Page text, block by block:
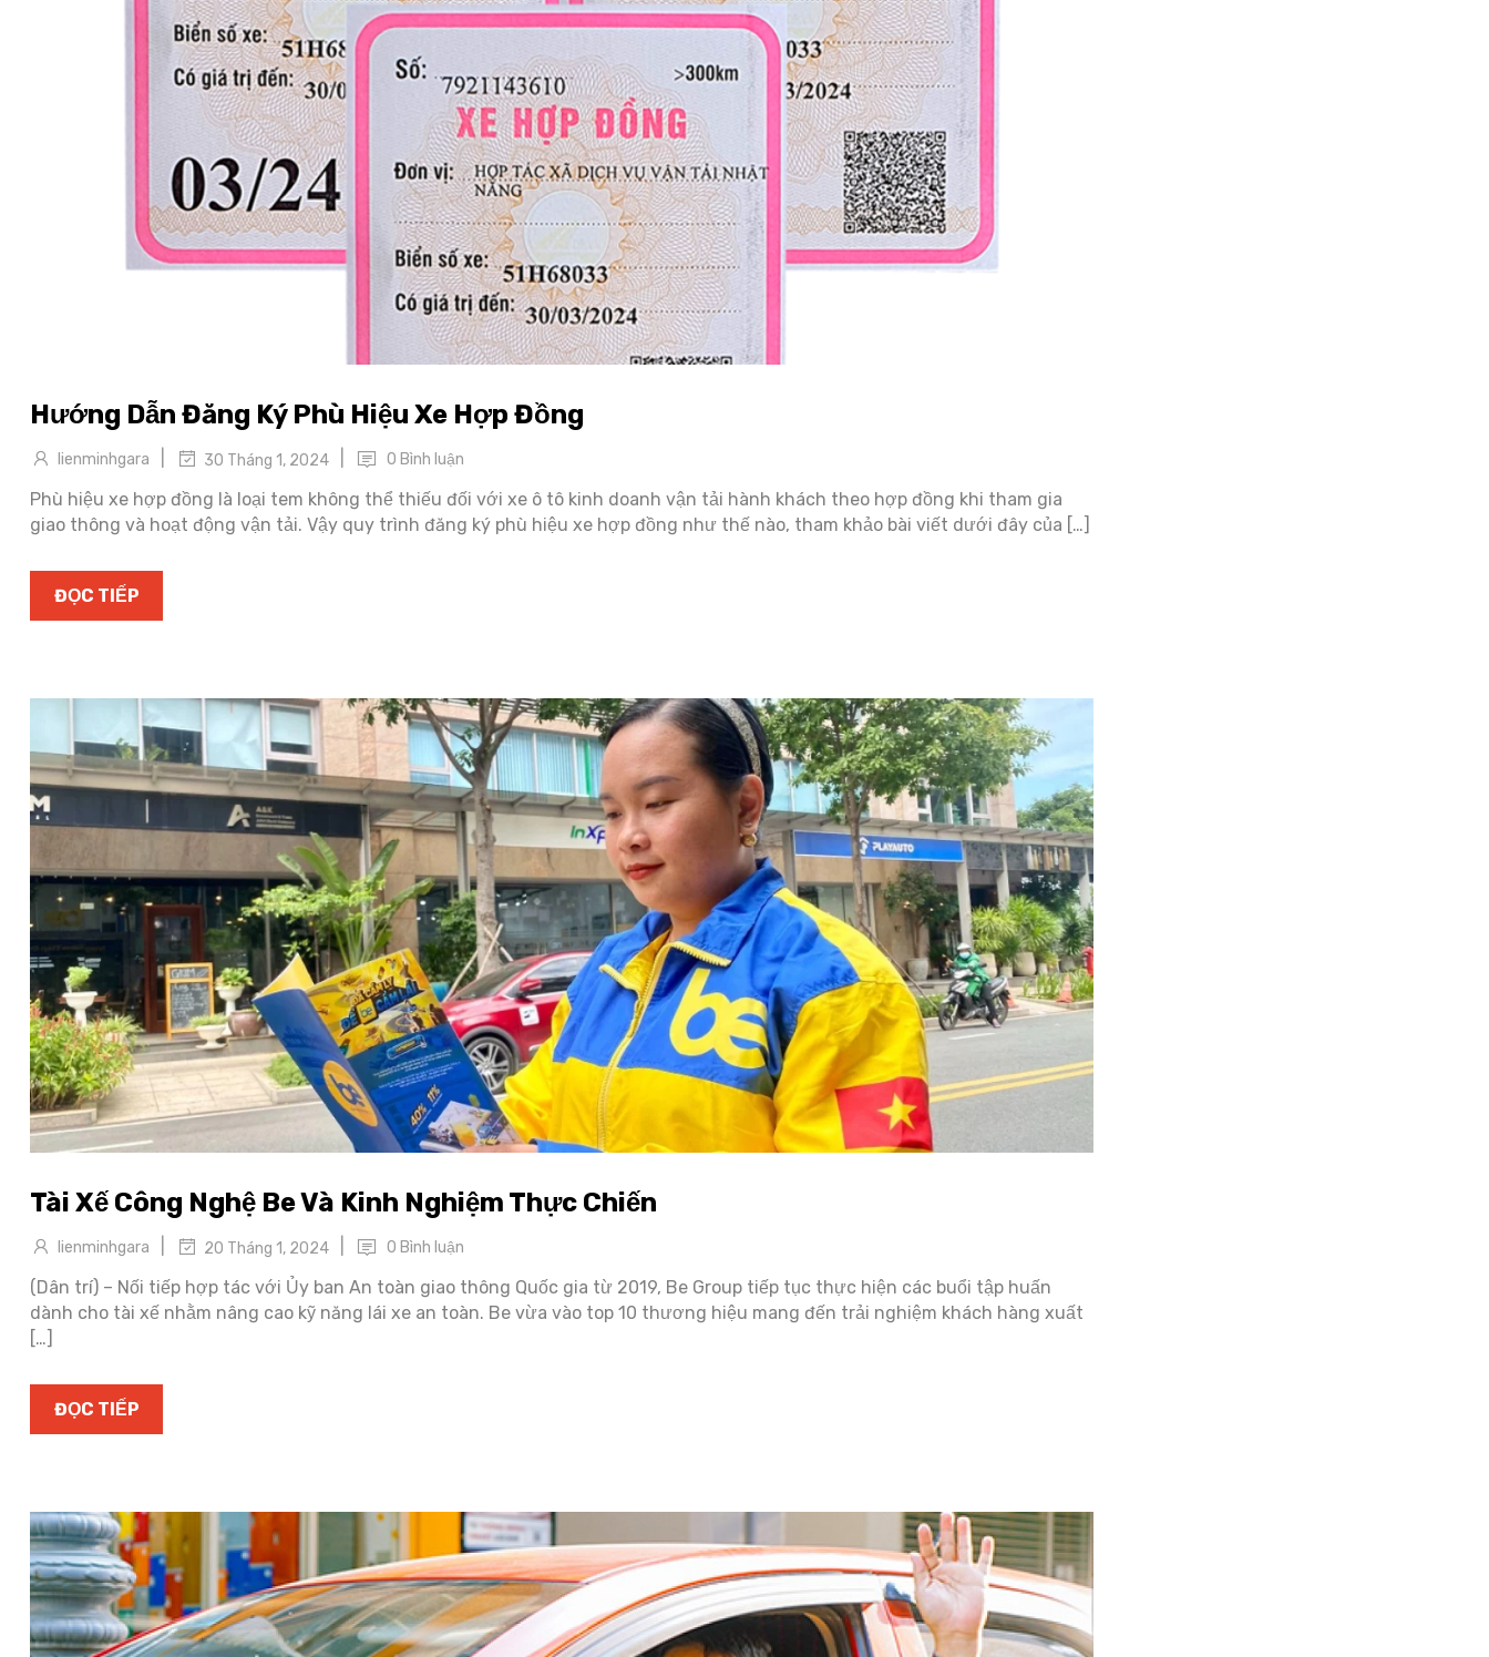
Hướng Dẫn Đăng Ký Phù Hiệu Xe Hợp Đồng
lienminhgara 30 Tháng 1, 2024 0 Bình luận
Phù hiệu xe hợp đồng là loại tem không thể thiếu đối với xe ô tô kinh doanh vận tải hành khách theo hợp đồng khi tham gia
giao thông và hoạt động vận tải. Vậy quy trình đăng ký phù hiệu xe hợp đồng như thế nào, tham khảo bài viết dưới đây của […]
ĐỌC TIẾP
Tài Xế Công Nghệ Be Và Kinh Nghiệm Thực Chiến
lienminhgara 20 Tháng 1, 2024 0 Bình luận
(Dân trí) – Nối tiếp hợp tác với Ủy ban An toàn giao thông Quốc gia từ 2019, Be Group tiếp tục thực hiện các buổi tập huấn
dành cho tài xế nhằm nâng cao kỹ năng lái xe an toàn. Be vừa vào top 10 thương hiệu mang đến trải nghiệm khách hàng xuất
[…]
ĐỌC TIẾP